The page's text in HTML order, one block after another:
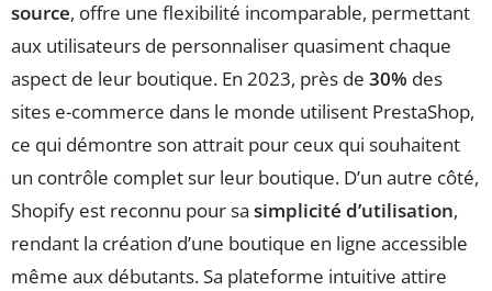
source, offre une flexibilité incomparable, permettant
aux utilisateurs de personnaliser quasiment chaque
aspect de leur boutique. En 2023, près de 30% des
sites e-commerce dans le monde utilisent PrestaShop,
ce qui démontre son attrait pour ceux qui souhaitent
un contrôle complet sur leur boutique. D’un autre côté,
Shopify est reconnu pour sa simplicité d’utilisation,
rendant la création d’une boutique en ligne accessible
même aux débutants. Sa plateforme intuitive attire